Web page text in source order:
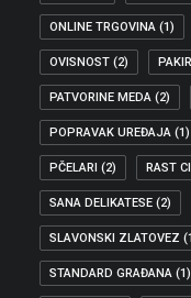
ONLINE TRGOVINA (1)
OVISNOST (2)
PATVORINE MEDA (2)
POPRAVAK UREĐAJA (1)
PČELARI (2) RAST
SANA DELIKATESE (2)
SLAVONSKI ZLATOVEZ
STANDARD GRAĐANA (1)